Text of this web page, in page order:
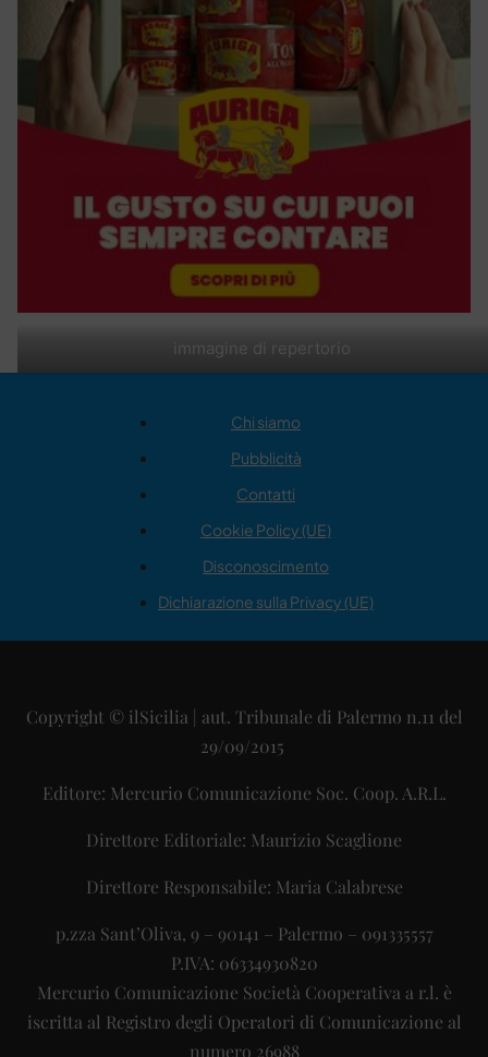
immagine di repertorio
Chi siamo
Pubblicità
Contatti
Cookie Policy (UE)
Disconoscimento
Dichiarazione sulla Privacy (UE)
Copyright © ilSicilia | aut. Tribunale di Palermo n.11 del
29/09/2015
Editore: Mercurio Comunicazione Soc. Coop. A.R.L.
Direttore Editoriale: Maurizio Scaglione
Direttore Responsabile: Maria Calabrese
p.zza Sant’Oliva, 9 – 90141 – Palermo – 091335557
P.IVA: 06334930820
Mercurio Comunicazione Società Cooperativa a r.l. è
iscritta al Registro degli Operatori di Comunicazione al
numero 26988